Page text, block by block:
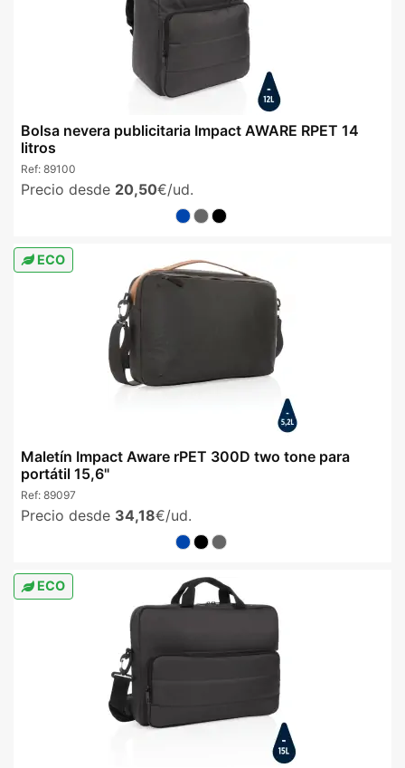
Bolsa nevera publicitaria Impact AWARE RPET 14
litros
Ref: 89100
Precio desde 20,50€/ud.
ECO
Maletín Impact Aware rPET 300D two tone para
portátil 15,6"
Ref: 89097
Precio desde 34,18€/ud.
ECO